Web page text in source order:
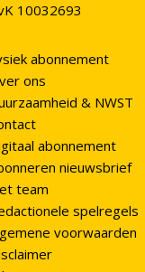
10032693
abonnement
ons
& NWST
abonnement
nieuwsbrief
team
spelregels
voorwaarden